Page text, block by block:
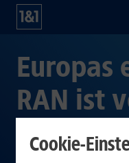
Europas
RAN ist
Cookie-